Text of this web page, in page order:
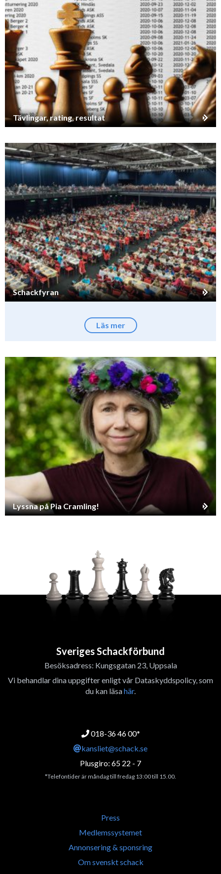
Tävlingar, rating, resultat
Schackfyran
Läs mer
Lyssna på Pia Cramling!
Sveriges Schackförbund
Besöksadress: Kungsgatan 23, Uppsala
Vi behandlar dina uppgifter enligt vår Dataskyddspolicy, som
du kan läsahär.
018-36 46 00*
kansliet@schack.se
Plusgiro: 65 22 - 7
*Telefontider är måndag till fredag 13:00 till 15.00.
Press
Medlemssystemet
Annonsering & sponsring
Om svenskt schack